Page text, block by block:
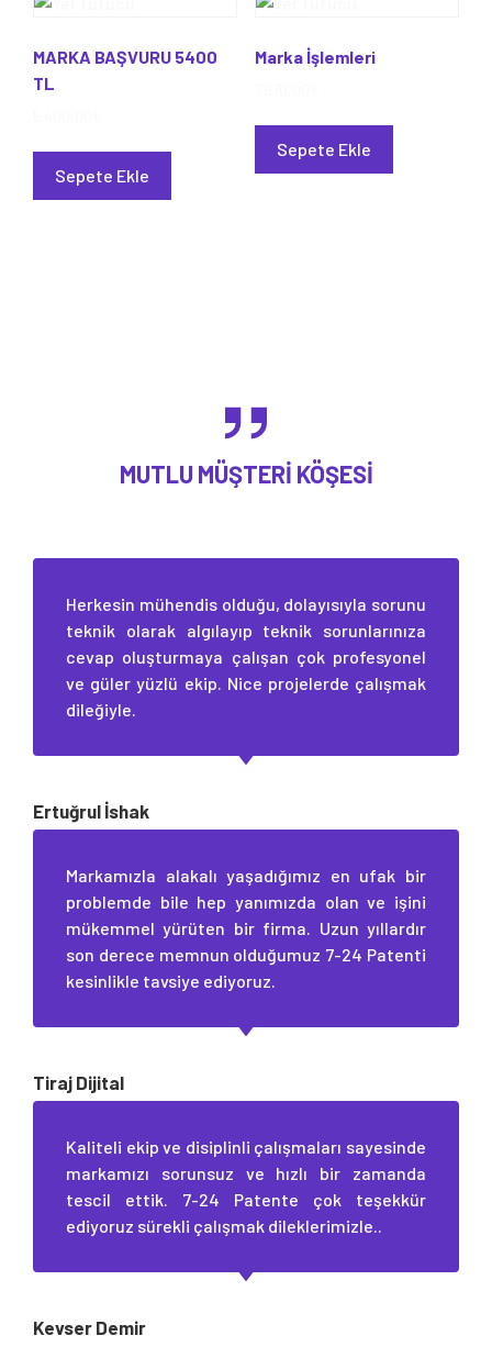
MARKA BAŞVURU 5400
TL
Sepete Ekle
Marka İşlemleri
Sepete Ekle
MUTLU MÜŞTERI KÖŞESI
Herkesin mühendis olduğu, dolayısıyla sorunu
teknik olarak algılayıp teknik sorunlarınıza
cevap oluşturmaya çalışan çok profesyonel
ve güler yüzlü ekip. Nice projelerde çalışmak
dileğiyle.
Ertuğrul İshak
Markamızla alakalı yaşadığımız en ufak bir
problemde bile hep yanımızda olan ve işini
mükemmel yürüten bir firma. Uzun yıllardır
son derece memnun olduğumuz 7-24 Patenti
kesinlikle tavsiye ediyoruz.
Tiraj Dijital
Kaliteli ekip ve disiplinli çalışmaları sayesinde
markamızı sorunsuz ve hızlı bir zamanda
tescil ettik. 7-24 Patente çok teşekkür
ediyoruz sürekli çalışmak dileklerimizle..
Kevser Demir